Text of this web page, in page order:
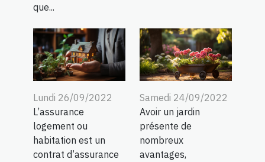
que...
Lundi 26/09/2022
L’assurance
logement ou
habitation est un
contrat d’assurance
Samedi 24/09/2022
Avoir un jardin
présente de
nombreux
avantages,